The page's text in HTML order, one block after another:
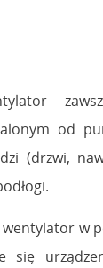
od
(drzwi,
w
się